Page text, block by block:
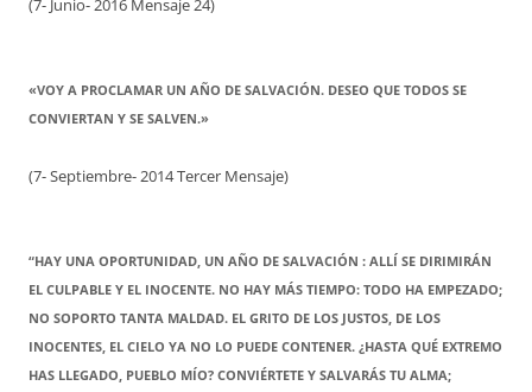
(7- Junio- 2016 Mensaje 24)
«VOY A PROCLAMAR UN AÑO DE SALVACIÓN. DESEO QUE TODOS SE
CONVIERTAN Y SE SALVEN.»
(7- Septiembre- 2014 Tercer Mensaje)
“HAY UNA OPORTUNIDAD, UN AÑO DE SALVACIÓN : ALLÍ SE DIRIMIRÁN
EL CULPABLE Y EL INOCENTE. NO HAY MÁS TIEMPO: TODO HA EMPEZADO;
NO SOPORTO TANTA MALDAD. EL GRITO DE LOS JUSTOS, DE LOS
INOCENTES, EL CIELO YA NO LO PUEDE CONTENER. ¿HASTA QUÉ EXTREMO
HAS LLEGADO, PUEBLO MÍO? CONVIÉRTETE Y SALVARÁS TU ALMA;